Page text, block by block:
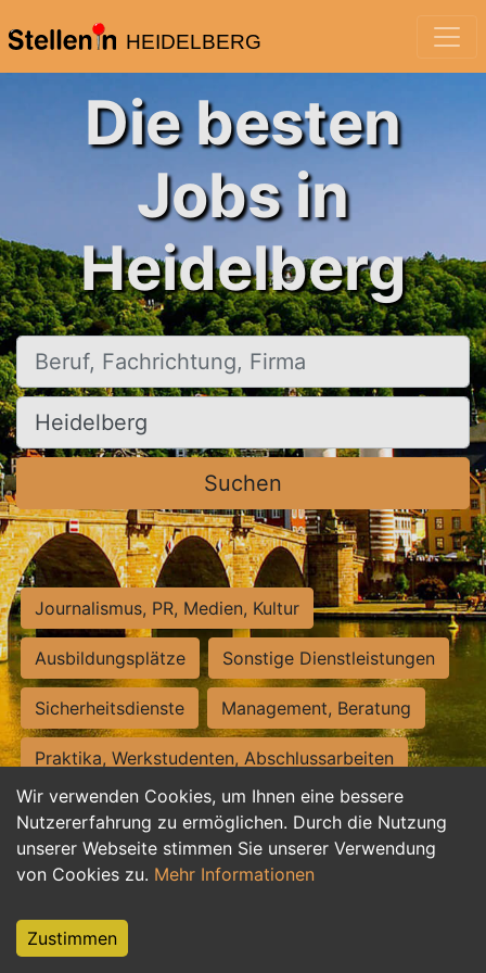
HEIDELBERG
Wir verwenden Cookies, um Ihnen eine bessere
Nutzererfahrung zu ermöglichen. Durch die Nutzung
unserer Webseite stimmen Sie unserer Verwendung
von Cookies zu. Mehr Informationen
Zustimmen
Die besten
Jobs in
Heidelberg
Beruf, Fachrichtung, Firma
Ort, Stadt
Suchen
Journalismus, PR, Medien, Kultur
Ausbildungsplätze Sonstige Dienstleistungen
Sicherheitsdienste Management, Beratung
Praktika, Werkstudenten, Abschlussarbeiten
Personalwesen Assistenz, Sekretariat
Hilfskräfte, Aushilfs- und Nebenjobs
Weiterbildung, Studium, duale Ausbildung